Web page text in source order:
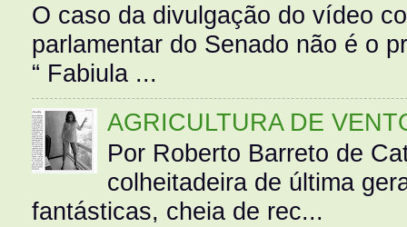
O caso da divulgação do vídeo
parlamentar do Senado não é o
“ Fabiula ...
AGRICULTURA DE
Por Roberto Barreto de
colheitadeira de última
fantásticas, cheia de rec...